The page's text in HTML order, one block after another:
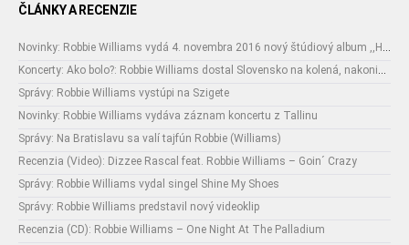
ČLÁNKY A RECENZIE
Novinky: Robbie Williams vydá 4. novembra 2016 nový štúdiový album ,,HEAVY ENTERTAINMENT SHOW"
Koncerty: Ako bolo?: Robbie Williams dostal Slovensko na kolená, nakoniec pred Slovákmi kľakol sám
Správy: Robbie Williams vystúpi na Szigete
Novinky: Robbie Williams vydáva záznam koncertu z Tallinu
Správy: Na Bratislavu sa valí tajfún Robbie (Williams)
Recenzia (Video): Dizzee Rascal feat. Robbie Williams – Goin´ Crazy
Správy: Robbie Williams vydal singel Shine My Shoes
Správy: Robbie Williams predstavil nový videoklip
Recenzia (CD): Robbie Williams – One Night At The Palladium